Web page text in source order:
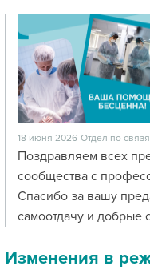
18 июня 2026 Отдел по
Поздравляем всех
сообщества с
Спасибо за вашу
самоотдачу и добрые
Изменения в